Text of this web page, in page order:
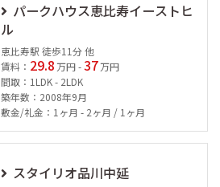
パークハウス恵比寿イーストヒ
ル
恵比寿駅 徒歩11分 他
賃料： 29.8 万円 -37 万円
間取：1LDK - 2LDK
築年数：2008年9月
敷金/礼金：1ヶ月 - 2ヶ月 / 1ヶ月
スタイリオ品川中延